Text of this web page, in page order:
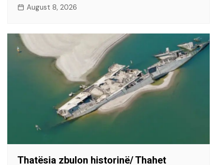
August 8, 2026
Thatësia zbulon historinë/ Thahet